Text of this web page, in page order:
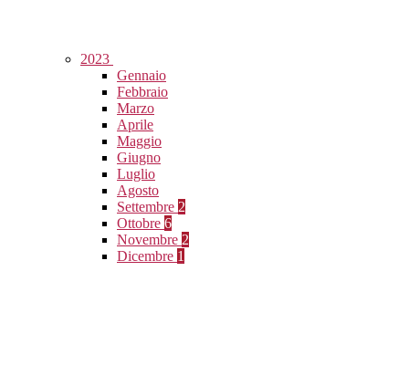
2023
Gennaio
Febbraio
Marzo
Aprile
Maggio
Giugno
Luglio
Agosto
Settembre 2
Ottobre 6
Novembre 2
Dicembre 1